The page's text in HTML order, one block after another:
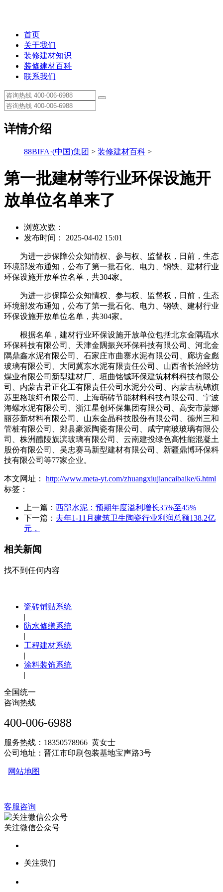
首页
关于我们
装修建材知识
装修建材百科
联系我们
详情介绍
88BIFA·(中国)集团 > 装修建材百科 >
第一批建材等行业环保设施开
放单位名单来了
浏览次数：
发布时间： 2025-04-02 15:01
为进一步保障公众知情权、参与权、监督权，日前，生态
环境部发布通知，公布了第一批石化、电力、钢铁、建材行业
环保设施开放单位名单，共304家。
为进一步保障公众知情权、参与权、监督权，日前，生态
环境部发布通知，公布了第一批石化、电力、钢铁、建材行业
环保设施开放单位名单，共304家。
根据名单，建材行业环保设施开放单位包括北京金隅琉水
环保科技有限公司、天津金隅振兴环保科技有限公司、河北金
隅鼎鑫水泥有限公司、石家庄市曲寨水泥有限公司、廊坊金彪
玻璃有限公司、大同冀东水泥有限责任公司、山西省长治经坊
煤业有限公司新型建材厂、垣曲铭铖环保建筑材料科技有限公
司、内蒙古君正化工有限责任公司水泥分公司、内蒙古杭锦旗
苏里格玻纤有限公司、上海萌砖节能材料科技有限公司、宁波
海螺水泥有限公司、浙江星创环保集团有限公司、高安市蒙娜
丽莎新材料有限公司、山东金晶科技股份有限公司、德州三和
管桩有限公司、郏县豪派陶瓷有限公司、咸宁南玻玻璃有限公
司、株洲醴陵旗滨玻璃有限公司、云南建投绿色高性能混凝土
股份有限公司、吴忠赛马新型建材有限公司、新疆鼎博环保科
技有限公司等77家企业。
本文网址： http://www.meta-yt.com/zhuangxiujiancaibaike/6.html
标签：
上一篇： 西部水泥：预期年度溢利增长35%至45%
下一篇： 去年1-11月建筑卫生陶瓷行业利润总额138.2亿
元，
相关新闻
找不到任何内容
瓷砖铺贴系统
|
防水修缮系统
|
工程建材系统
|
涂料装饰系统
|
全国统一
咨询热线
400-006-6988
服务热线：18350578966 黄女士
公司地址：晋江市印刷包装基地宝声路3号
网站地图
客服咨询
关注微信公众号
关注我们